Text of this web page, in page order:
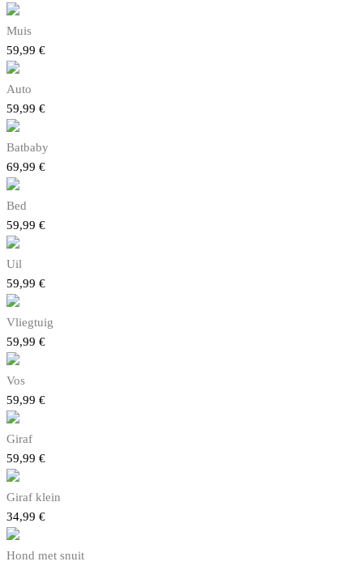
Muis
59,99 €
Auto
59,99 €
Batbaby
69,99 €
Bed
59,99 €
Uil
59,99 €
Vliegtuig
59,99 €
Vos
59,99 €
Giraf
59,99 €
Giraf klein
34,99 €
Hond met snuit